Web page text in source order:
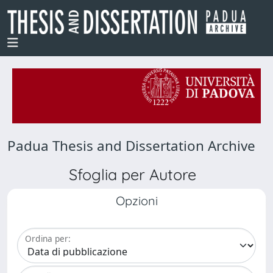
Padua Thesis and Dissertation Archive
Sfoglia per Autore
Opzioni
Ordina per: